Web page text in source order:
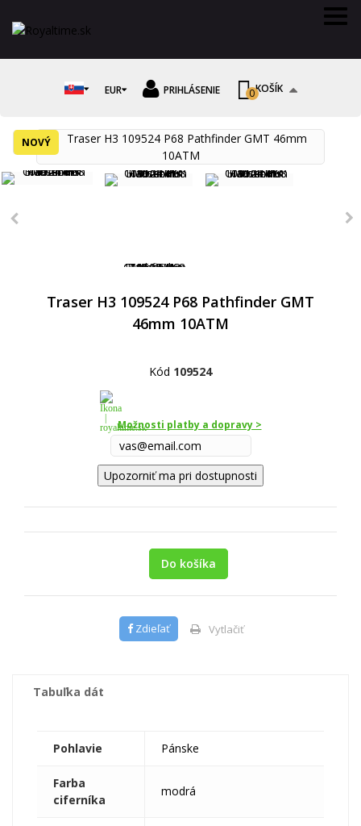
EUR PRIHLÁSENIE KOŠÍK
0
NOVÝ
Traser H3 109524 P68 Pathfinder GMT
46mm 10ATM
Kód 109524
Možnosti platby a dopravy >
Upozorniť ma pri dostupnosti
Do košíka
Zdieľať Vytlačiť
Tabuľka dát
Pohlavie Pánske
Farba
ciferníka
modrá